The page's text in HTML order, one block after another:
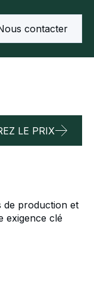
contacter
LE PRIX
de production et
exigence clé